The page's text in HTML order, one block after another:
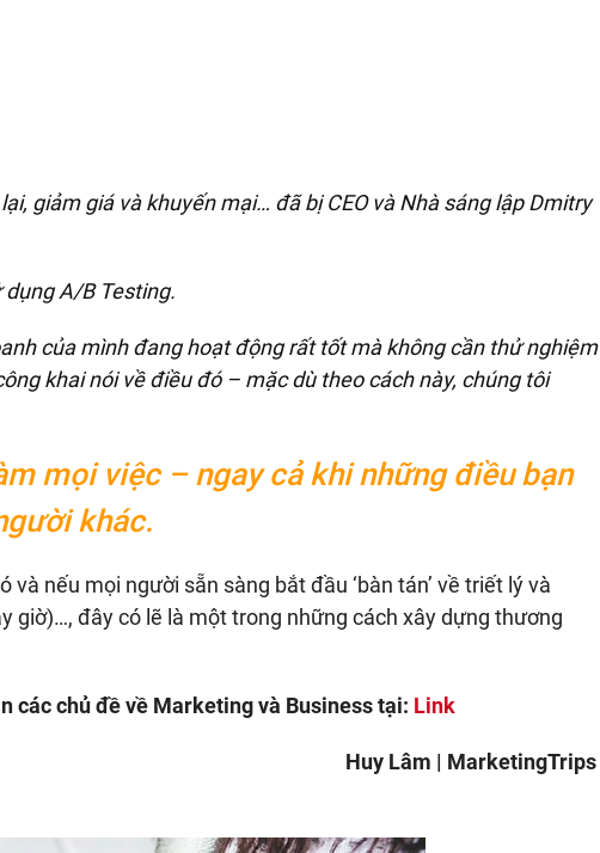
giảm giá và khuyến mại… đã bị CEO và Nhà sáng lập Dmitry
A/B Testing.
của mình đang hoạt động rất tốt mà không cần thử nghiệm
khai nói về điều đó – mặc dù theo cách này, chúng tôi
mọi việc – ngay cả khi những điều bạn
khác.
nếu mọi người sẵn sàng bắt đầu ‘bàn tán’ về triết lý và
giờ)…, đây có lẽ là một trong những cách xây dựng thương
các chủ đề về Marketing và Business tại: Link
Huy Lâm | MarketingTrips